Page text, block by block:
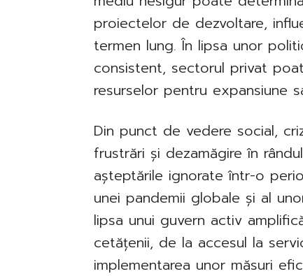
proiectelor de dezvoltare,
termen lung. În lipsa unor
consistent, sectorul privat
resurselor pentru expansiune
Din punct de vedere social,
frustrări și dezamăgire în
așteptările ignorate într-o
unei pandemii globale și al
lipsa unui guvern activ
cetățenii, de la accesul la
implementarea unor măsuri